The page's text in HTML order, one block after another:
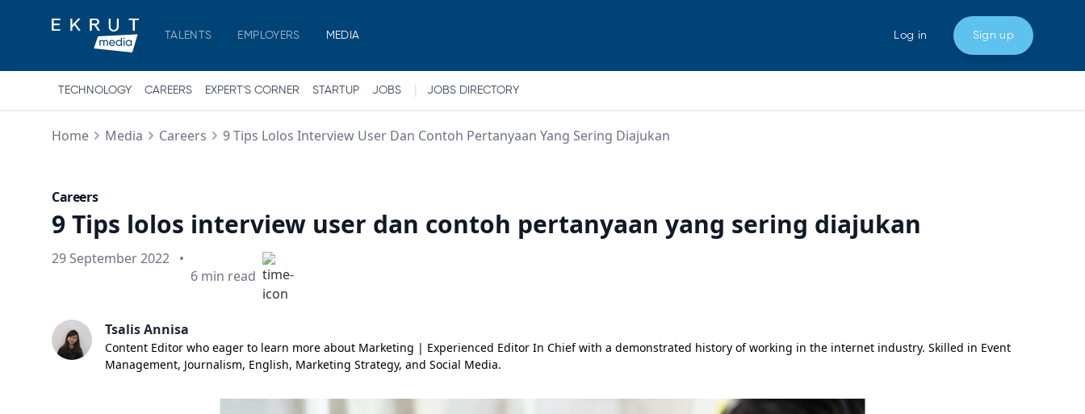
TALENTS EMPLOYERS MEDIA Log in Sign up
TECHNOLOGY CAREERS EXPERT'S CORNER STARTUP JOBS JOBS DIRECTORY
Home Media Careers 9 Tips Lolos Interview User Dan Contoh Pertanyaan Yang Sering Diajukan
Careers
9 Tips lolos interview user dan contoh pertanyaan yang sering diajukan
Published on
29 September 2022 •
Min read
6 min read
Tsalis Annisa
Content Editor who eager to learn more about Marketing | Experienced Editor In Chief with a demonstrated history of working in the internet industry. Skilled in Event
Management, Journalism, English, Marketing Strategy, and Social Media.